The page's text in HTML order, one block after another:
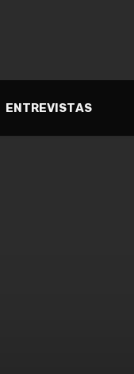
ENTREVISTAS